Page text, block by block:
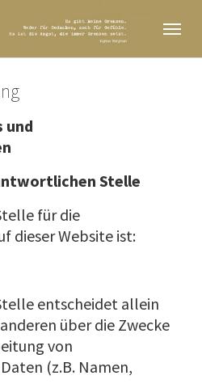
und
Stelle
für die
dieser Website ist:
entscheidet allein
über die Zwecke
von
(z.B. Namen,